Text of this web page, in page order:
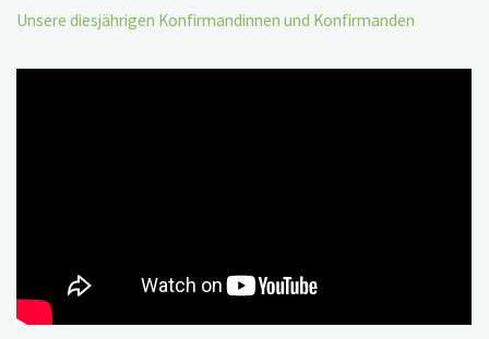
Unsere diesjährigen Konfirmandinnen und Konfirmanden